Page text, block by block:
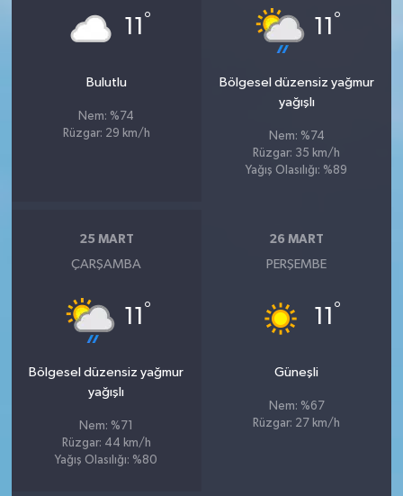
11 °
Bulutlu
Nem: %74
Rüzgar: 29 km/h
11 °
Bölgesel düzensiz yağmur
yağışlı
Nem: %74
Rüzgar: 35 km/h
Yağış Olasılığı: %89
25 MART
ÇARŞAMBA
11 °
Bölgesel düzensiz yağmur
yağışlı
Nem: %71
Rüzgar: 44 km/h
Yağış Olasılığı: %80
26 MART
PERŞEMBE
11 °
Güneşli
Nem: %67
Rüzgar: 27 km/h